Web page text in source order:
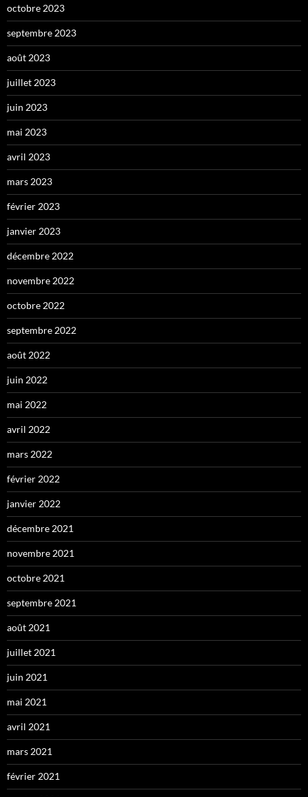
octobre 2023
septembre 2023
août 2023
juillet 2023
juin 2023
mai 2023
avril 2023
mars 2023
février 2023
janvier 2023
décembre 2022
novembre 2022
octobre 2022
septembre 2022
août 2022
juin 2022
mai 2022
avril 2022
mars 2022
février 2022
janvier 2022
décembre 2021
novembre 2021
octobre 2021
septembre 2021
août 2021
juillet 2021
juin 2021
mai 2021
avril 2021
mars 2021
février 2021